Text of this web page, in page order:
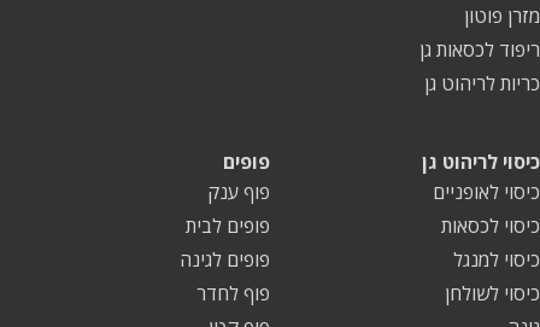
מזרן פוטון
ריפוד לכסאות גן
כריות לריהוט גן
פופים
פוף ענק
פופים לבית
פופים לגינה
פוף לחדר
כיסוי לריהוט גן
כיסוי לאופניים
כיסוי לכסאות
כיסוי למנגל
כיסוי לשולחן